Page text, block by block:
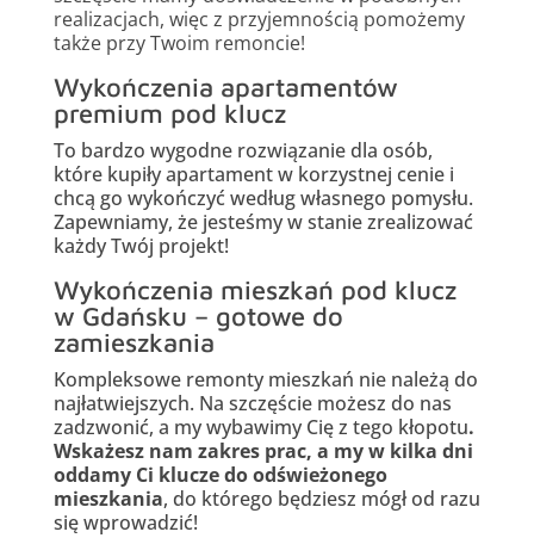
realizacjach, więc z przyjemnością pomożemy
także przy Twoim remoncie!
Wykończenia apartamentów
premium pod klucz
To bardzo wygodne rozwiązanie dla osób,
które kupiły apartament w korzystnej cenie i
chcą go wykończyć według własnego pomysłu.
Zapewniamy, że jesteśmy w stanie zrealizować
każdy Twój projekt!
Wykończenia mieszkań pod klucz
w Gdańsku – gotowe do
zamieszkania
Kompleksowe remonty mieszkań nie należą do
najłatwiejszych. Na szczęście możesz do nas
zadzwonić, a my wybawimy Cię z tego kłopotu.
Wskażesz nam zakres prac, a my w kilka dni
oddamy Ci klucze do odświeżonego
mieszkania, do którego będziesz mógł od razu
się wprowadzić!